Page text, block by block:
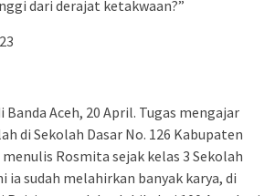
dari derajat ketakwaan?”
Banda Aceh, 20 April. Tugas mengajar
di Sekolah Dasar No. 126 Kabupaten
Rosmita sejak kelas 3 Sekolah
ia sudah melahirkan banyak karya, di